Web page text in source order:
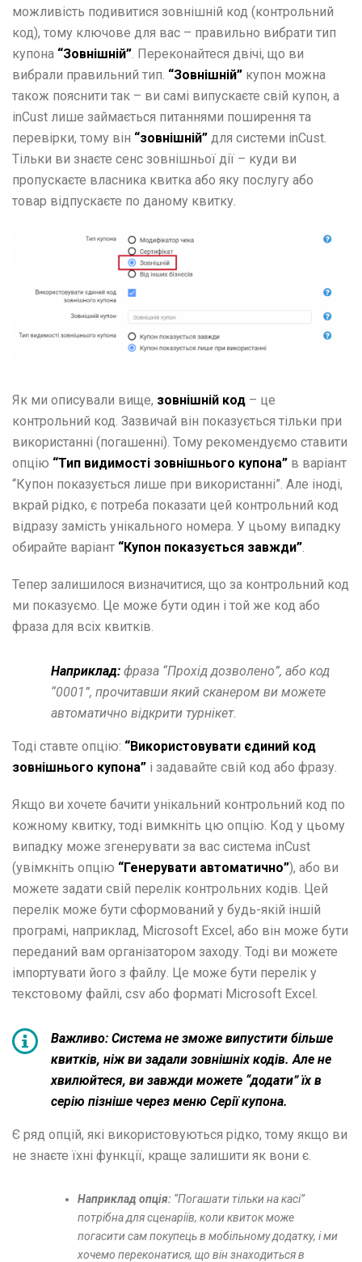
можливість подивитися зовнішній код (контрольний
код), тому ключове для вас – правильно вибрати тип
купона “Зовнішній”. Переконайтеся двічі, що ви
вибрали правильний тип. “Зовнішній” купон можна
також пояснити так – ви самі випускаєте свій купон, а
inCust лише займається питаннями поширення та
перевірки, тому він “зовнішній” для системи inCust.
Тільки ви знаєте сенс зовнішньої дії – куди ви
пропускаєте власника квитка або яку послугу або
товар відпускаєте по даному квитку.
Як ми описували вище, зовнішній код – це
контрольний код. Зазвичай він показується тільки при
використанні (погашенні). Тому рекомендуємо ставити
опцію “Тип видимості зовнішнього купона” в варіант
“Купон показується лише при використанні”. Але іноді,
вкрай рідко, є потреба показати цей контрольний код
відразу замість унікального номера. У цьому випадку
обирайте варіант “Купон показується завжди”
Тепер залишилося визначитися, що за контрольний код
ми показуємо. Це може бути один і той же код або
фраза для всіх квитків.
Наприклад: фраза “Прохід дозволено”, або код
“0001”, прочитавши який сканером ви можете
автоматично відкрити турнікет.
Тоді ставте опцію: “Використовувати єдиний код
зовнішнього купона” і задавайте свій код або фразу.
Якщо ви хочете бачити унікальний контрольний код по
кожному квитку, тоді вимкніть цю опцію. Код у цьому
випадку може згенерувати за вас система inCust
(увімкніть опцію “Генерувати автоматично”), або ви
можете задати свій перелік контрольних кодів. Цей
перелік може бути сформований у будь-якій іншій
програмі, наприклад, Microsoft Excel, або він може бути
переданий вам організатором заходу. Тоді ви можете
імпортувати його з файлу. Це може бути перелік у
текстовому файлі, csv або форматі Microsoft Excel.
Важливо: Система не зможе випустити більше
квитків, ніж ви задали зовнішніх кодів. Але не
хвилюйтеся, ви завжди можете “додати” їх в
серію пізніше через меню Серії купона.
Є ряд опцій, які використовуються рідко, тому якщо ви
не знаєте їхні функції, краще залишити як вони є.
Наприклад опція:“Погашати тільки на касі”
потрібна для сценаріїв, коли квиток може
погасити сам покупець в мобільному додатку, і ми
хочемо переконатися, що він знаходиться в